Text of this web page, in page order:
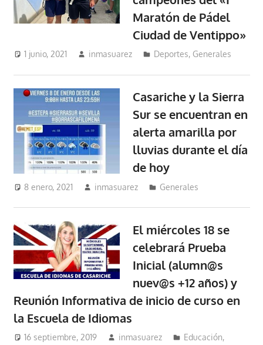
Maratón de Pádel
Ciudad de Ventippo»
1 junio, 2021 inmasuarez Deportes, Generales
Casariche y la Sierra
Sur se encuentran en
alerta amarilla por
lluvias durante el día
de hoy
8 enero, 2021 inmasuarez Generales
El miércoles 18 se
celebrará Prueba
Inicial (alumn@s
nuev@s +12 años) y
Reunión Informativa de inicio de curso en
la Escuela de Idiomas
16 septiembre, 2019 inmasuarez
Educación,